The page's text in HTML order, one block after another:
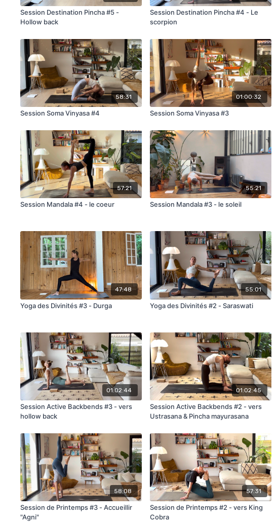
Session Destination Pincha #5 -
Hollow back
Session Destination Pincha #4 - Le
scorpion
58:31
Session Soma Vinyasa #4
01:00:32
Session Soma Vinyasa #3
57:21
Session Mandala #4 - le coeur
55:21
Session Mandala #3 - le soleil
47:48
Yoga des Divinités #3 - Durga
55:01
Yoga des Divinités #2 - Saraswati
01:02:44
Session Active Backbends #3 - vers
hollow back
01:02:45
Session Active Backbends #2 - vers
Ustrasana & Pincha mayurasana
58:08
Session de Printemps #3 - Accueillir
"Agni"
57:31
Session de Printemps #2 - vers King
Cobra